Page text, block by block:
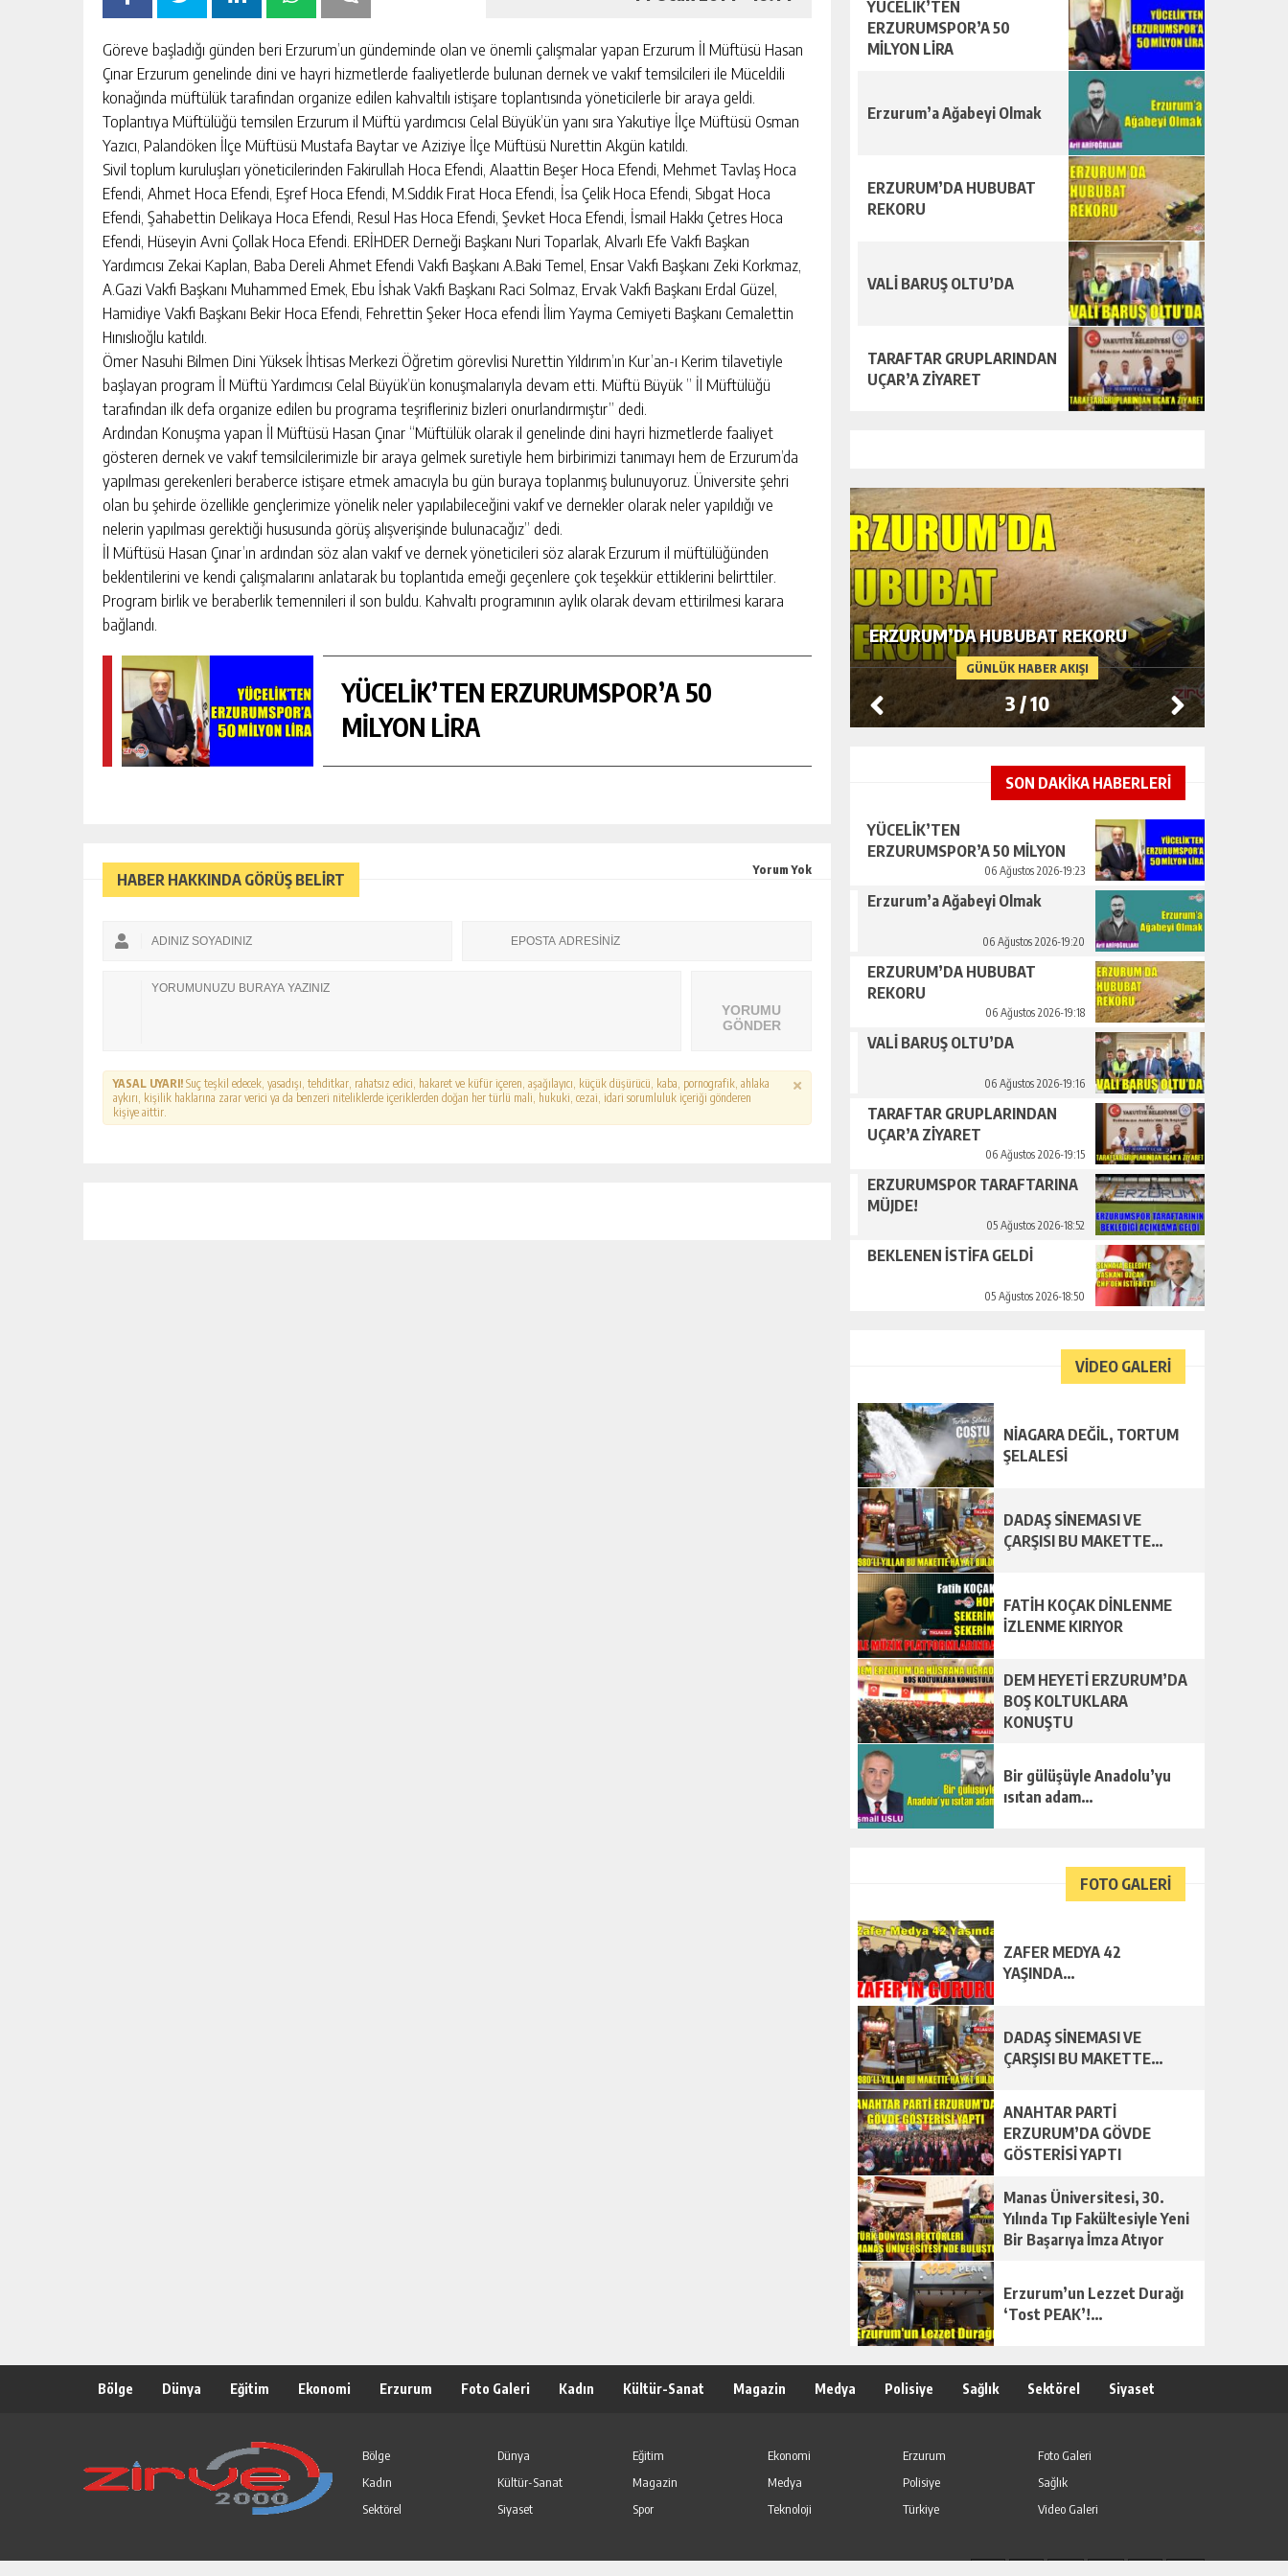
bodrum
escort
bayan
Göreve başladığı günden beri Erzurum’un gündeminde olan ve önemli çalışmalar yapan Erzurum İl Müftüsü Hasan
Çınar Erzurum genelinde dini ve hayri hizmetlerde faaliyetlerde bulunan dernek ve vakıf temsilcileri ile Müceldili
konağında müftülük tarafından organize edilen kahvaltılı istişare toplantısında yöneticilerle bir araya geldi.
Toplantıya Müftülüğü temsilen Erzurum il Müftü yardımcısı Celal Büyük’ün yanı sıra Yakutiye İlçe Müftüsü Osman
Yazıcı, Palandöken İlçe Müftüsü Mustafa Baytar ve Aziziye İlçe Müftüsü Nurettin Akgün katıldı.
Sivil toplum kuruluşları yöneticilerinden Fakirullah Hoca Efendi, Alaattin Beşer Hoca Efendi, Mehmet Tavlaş Hoca
Efendi, Ahmet Hoca Efendi, Eşref Hoca Efendi, M.Sıddık Fırat Hoca Efendi, İsa Çelik Hoca Efendi, Sıbgat Hoca
Efendi, Şahabettin Delikaya Hoca Efendi, Resul Has Hoca Efendi, Şevket Hoca Efendi, İsmail Hakkı Çetres Hoca
Efendi, Hüseyin Avni Çollak Hoca Efendi. ERİHDER Derneği Başkanı Nuri Toparlak, Alvarlı Efe Vakfı Başkan
Yardımcısı Zekai Kaplan, Baba Dereli Ahmet Efendi Vakfı Başkanı A.Baki Temel, Ensar Vakfı Başkanı Zeki Korkmaz,
A.Gazi Vakfı Başkanı Muhammed Emek, Ebu İshak Vakfı Başkanı Raci Solmaz, Ervak Vakfı Başkanı Erdal Güzel,
Hamidiye Vakfı Başkanı Bekir Hoca Efendi, Fehrettin Şeker Hoca efendi İlim Yayma Cemiyeti Başkanı Cemalettin
Hınıslıoğlu katıldı.
Ömer Nasuhi Bilmen Dini Yüksek İhtisas Merkezi Öğretim görevlisi Nurettin Yıldırım’ın Kur’an-ı Kerim tilavetiyle
başlayan program İl Müftü Yardımcısı Celal Büyük’ün konuşmalarıyla devam etti. Müftü Büyük ” İl Müftülüğü
tarafından ilk defa organize edilen bu programa teşrifleriniz bizleri onurlandırmıştır” dedi.
Ardından Konuşma yapan İl Müftüsü Hasan Çınar “Müftülük olarak il genelinde dini hayri hizmetlerde faaliyet
gösteren dernek ve vakıf temsilcilerimizle bir araya gelmek suretiyle hem birbirimizi tanımayı hem de Erzurum’da
yapılması gerekenleri beraberce istişare etmek amacıyla bu gün buraya toplanmış bulunuyoruz. Üniversite şehri
olan bu şehirde özellikle gençlerimize yönelik neler yapılabileceğini vakıf ve dernekler olarak neler yapıldığı ve
nelerin yapılması gerektiği hususunda görüş alışverişinde bulunacağız” dedi.
İl Müftüsü Hasan Çınar’ın ardından söz alan vakıf ve dernek yöneticileri söz alarak Erzurum il müftülüğünden
beklentilerini ve kendi çalışmalarını anlatarak bu toplantıda emeği geçenlere çok teşekkür ettiklerini belirttiler.
Program birlik ve beraberlik temennileri il son buldu. Kahvaltı programının aylık olarak devam ettirilmesi karara
bağlandı.
YÜCELİK’TEN ERZURUMSPOR’A 50
MİLYON LİRA
HABER HAKKINDA GÖRÜŞ BELİRT
Yorum Yok
YORUMU
GÖNDER
YASAL UYARI! Suç teşkil edecek, yasadışı, tehditkar, rahatsız edici, hakaret ve küfür içeren, aşağılayıcı, küçük düşürücü, kaba, pornografik, ahlaka
aykırı, kişilik haklarına zarar verici ya da benzeri niteliklerde içeriklerden doğan her türlü mali, hukuki, cezai, idari sorumluluk içeriği gönderen
kişiye aittir.
YÜCELİK’TEN
ERZURUMSPOR’A 50
MİLYON LİRA
Erzurum’a Ağabeyi Olmak
ERZURUM’DA HUBUBAT
REKORU
VALİ BARUŞ OLTU’DA
TARAFTAR GRUPLARINDAN
UÇAR’A ZİYARET
GÜNLÜK HABER AKIŞI
VALİ BARUŞ OLTU’DA
4/10
SON DAKİKA HABERLERİ
YÜCELİK’TEN
ERZURUMSPOR’A 50 MİLYON
06 Ağustos 2026-19:23
Erzurum’a Ağabeyi Olmak
06 Ağustos 2026-19:20
ERZURUM’DA HUBUBAT
REKORU
06 Ağustos 2026-19:18
VALİ BARUŞ OLTU’DA
06 Ağustos 2026-19:16
TARAFTAR GRUPLARINDAN
UÇAR’A ZİYARET
06 Ağustos 2026-19:15
ERZURUMSPOR TARAFTARINA
MÜJDE!
05 Ağustos 2026-18:52
BEKLENEN İSTİFA GELDİ
05 Ağustos 2026-18:50
VIDEO GALERI
NİAGARA DEĞİL, TORTUM
ŞELALESİ
DADAŞ SİNEMASI VE
ÇARŞISI BU MAKETTE…
FATİH KOÇAK DİNLENME
İZLENME KIRIYOR
DEM HEYETİ ERZURUM’DA
BOŞ KOLTUKLARA
KONUŞTU
Bir gülüşüyle Anadolu’yu
ısıtan adam…
FOTO GALERI
ZAFER MEDYA 42
YAŞINDA…
DADAŞ SİNEMASI VE
ÇARŞISI BU MAKETTE…
ANAHTAR PARTİ
ERZURUM’DA GÖVDE
GÖSTERİSİ YAPTI
Manas Üniversitesi, 30.
Yılında Tıp Fakültesiyle Yeni
Bir Başarıya İmza Atıyor
Erzurum’un Lezzet Durağı
‘Tost PEAK’!…
Bölge Dünya Eğitim Ekonomi Erzurum Foto Galeri Kadın Kültür-Sanat Magazin Medya Polisiye Sağlık Sektörel Siyaset
Bölge Dünya Eğitim Ekonomi Erzurum
Foto Galeri
Kadın
Kültür-Sanat Magazin Medya Polisiye
Sağlık
Sektörel
Siyaset Spor Teknoloji Türkiye Video Galeri